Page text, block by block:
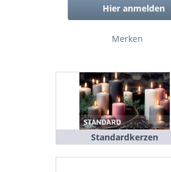
Hier anmelden
Merken
Standardkerzen